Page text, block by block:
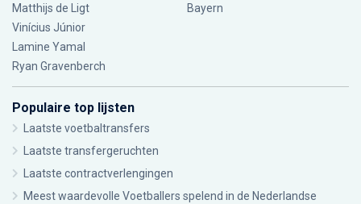
Matthijs de Ligt
Vinícius Júnior
Lamine Yamal
Ryan Gravenberch
Bayern
Populaire top lijsten
Laatste voetbaltransfers
Laatste transfergeruchten
Laatste contractverlengingen
Meest waardevolle Voetballers spelend in de Nederlandse